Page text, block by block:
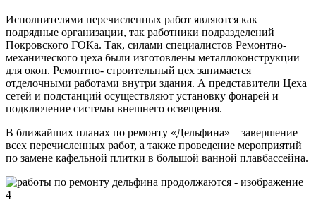
Исполнителями перечисленных работ являются как
подрядные организации, так работники подразделений
Покровского ГОКа. Так, силами специалистов Ремонтно-
механического цеха были изготовлены металлоконструкции
для окон. Ремонтно- строительный цех занимается
отделочными работами внутри здания. А представители Цеха
сетей и подстанций осуществляют установку фонарей и
подключение системы внешнего освещения.
В ближайших планах по ремонту «Дельфина» – завершение
всех перечисленных работ, а также проведение мероприятий
по замене кафельной плитки в большой ванной плавбассейна.